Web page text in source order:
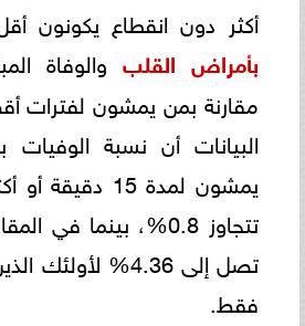
أكثر دون انقطاع يكونون
بأمراض القلب والوفاة
مقارنة بمن يمشون لفترات
البيانات أن نسبة الوفيات
يمشون لمدة 15
تتجاوز 0.8%، بينما في
فقط.